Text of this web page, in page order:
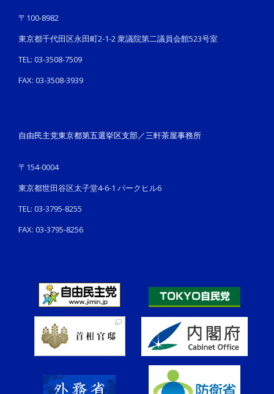
〒100-8982
東京都千代田区永田町2-1-2 衆議院第二議員会館523号室
TEL: 03-3508-7509
FAX: 03-3508-3939
自由民主党東京都第五選挙区支部／三軒茶屋事務所
〒154-0004
東京都世田谷区太子堂4-6-1 パークヒル6
TEL: 03-3795-8255
FAX: 03-3795-8256